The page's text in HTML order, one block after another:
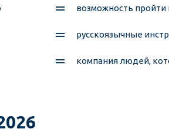
возможность пройти
русскоязычные
компания людей,